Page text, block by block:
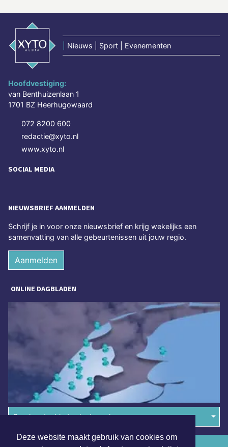
Deze website maakt gebruik van cookies om
Nieuws | Sport | Evenementen
Hoofdvestiging:
van Benthuizenlaan 1
1701 BZ Heerhugowaard
072 8200 600
redactie@xyto.nl
www.xyto.nl
SOCIAL MEDIA
NIEUWSBRIEF AANMELDEN
Schrijf je in voor onze nieuwsbrief en krijg wekelijks een
samenvatting van alle gebeurtenissen uit jouw regio.
Aanmelden
ONLINE DAGBLADEN
Overige dagbladen in de regio